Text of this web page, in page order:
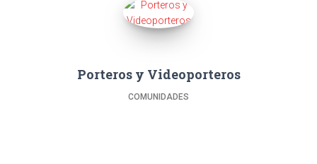
Porteros y Videoporteros
COMUNIDADES